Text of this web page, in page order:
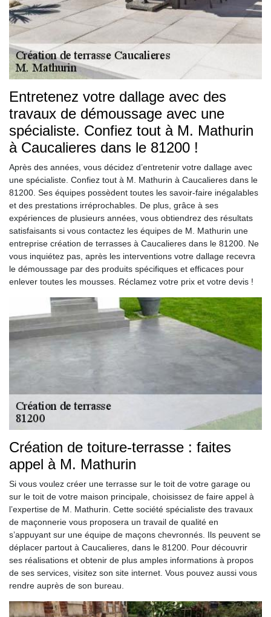
Entretenez votre dallage avec des
travaux de démoussage avec une
spécialiste. Confiez tout à M. Mathurin
à Caucalieres dans le 81200 !
Après des années, vous décidez d’entretenir votre dallage avec
une spécialiste. Confiez tout à M. Mathurin à Caucalieres dans le
81200. Ses équipes possèdent toutes les savoir-faire inégalables
et des prestations irréprochables. De plus, grâce à ses
expériences de plusieurs années, vous obtiendrez des résultats
satisfaisants si vous contactez les équipes de M. Mathurin une
entreprise création de terrasses à Caucalieres dans le 81200. Ne
vous inquiétez pas, après les interventions votre dallage recevra
le démoussage par des produits spécifiques et efficaces pour
enlever toutes les mousses. Réclamez votre prix et votre devis !
Création de toiture-terrasse : faites
appel à M. Mathurin
Si vous voulez créer une terrasse sur le toit de votre garage ou
sur le toit de votre maison principale, choisissez de faire appel à
l’expertise de M. Mathurin. Cette société spécialiste des travaux
de maçonnerie vous proposera un travail de qualité en
s’appuyant sur une équipe de maçons chevronnés. Ils peuvent se
déplacer partout à Caucalieres, dans le 81200. Pour découvrir
ses réalisations et obtenir de plus amples informations à propos
de ses services, visitez son site internet. Vous pouvez aussi vous
rendre auprès de son bureau.